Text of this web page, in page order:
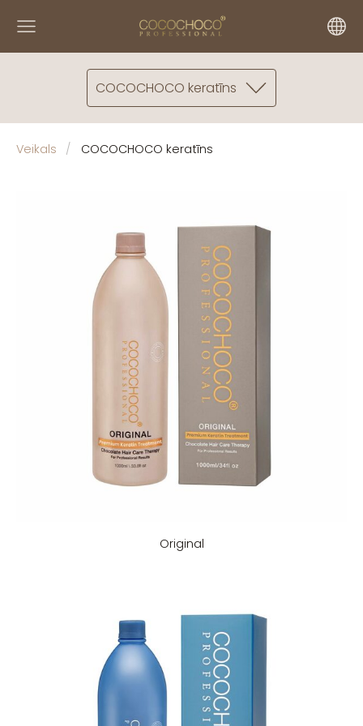
COCOCHOCO keratīns
Veikals COCOCHOCO keratīns
Original